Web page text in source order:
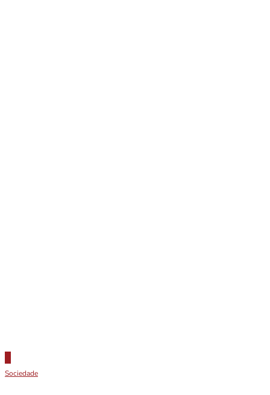
Sociedade